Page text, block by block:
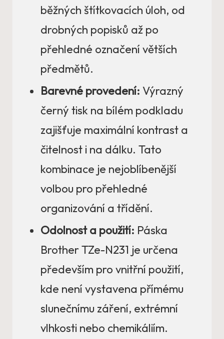
běžných štítkovacích úloh, od
drobných popisků až po
přehledné označení větších
předmětů.
Barevné provedení: Výrazný
černý tisk na bílém podkladu
zajišťuje maximální kontrast a
čitelnost i na dálku. Tato
kombinace je nejoblíbenější
volbou pro přehledné
organizování a třídění.
Odolnost a použití: Páska
Brother TZe-N231 je určena
především pro vnitřní použití,
kde není vystavena přímému
slunečnímu záření, extrémní
vlhkosti nebo chemikáliím.